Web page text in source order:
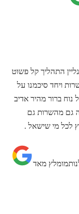
התהליך קל פשוט
ויחד סיכמנו על
ברור מהיר אדיב
גם מהשרות גם
לכל מי שישאל .
מאד